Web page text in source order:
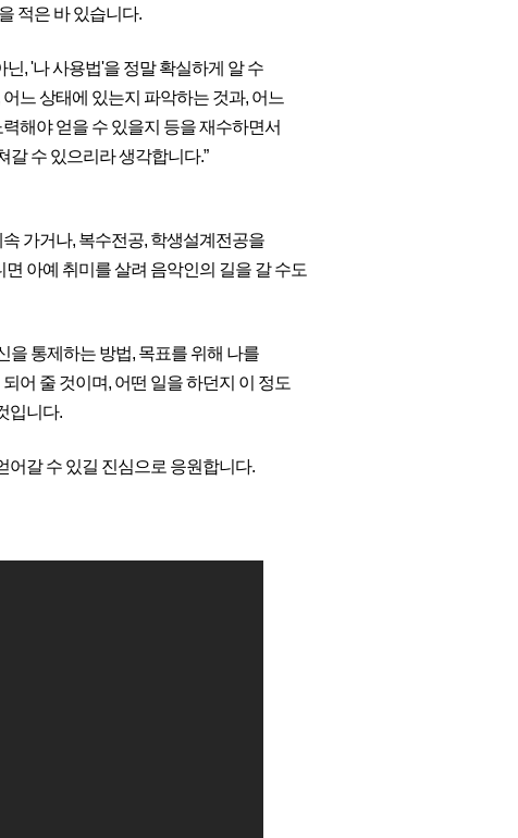
적은 바 있습니다.
, '나 사용법'을 정말 확실하게 알 수
느 상태에 있는지 파악하는 것과, 어느
해야 얻을 수 있을지 등을 재수하면서
갈 수 있으리라 생각합니다.”
가거나, 복수전공, 학생설계전공을
아예 취미를 살려 음악인의 길을 갈 수도
을 통제하는 방법, 목표를 위해 나를
어 줄 것이며, 어떤 일을 하던지 이 정도
입니다.
어갈 수 있길 진심으로 응원합니다.